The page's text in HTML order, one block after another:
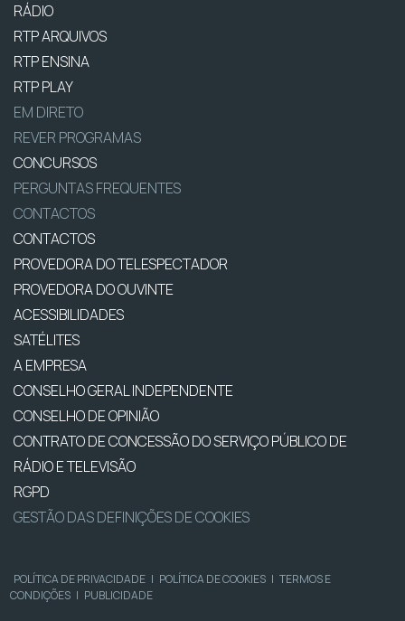
RÁDIO
RTP ARQUIVOS
RTP ENSINA
RTP PLAY
EM DIRETO
REVER PROGRAMAS
CONCURSOS
PERGUNTAS FREQUENTES
CONTACTOS
CONTACTOS
PROVEDORA DO TELESPECTADOR
PROVEDORA DO OUVINTE
ACESSIBILIDADES
SATÉLITES
A EMPRESA
CONSELHO GERAL INDEPENDENTE
CONSELHO DE OPINIÃO
CONTRATO DE CONCESSÃO DO SERVIÇO PÚBLICO DE
RÁDIO E TELEVISÃO
RGPD
GESTÃO DAS DEFINIÇÕES DE COOKIES
POLÍTICA DE PRIVACIDADE | POLÍTICA DE COOKIES | TERMOS E
CONDIÇÕES | PUBLICIDADE